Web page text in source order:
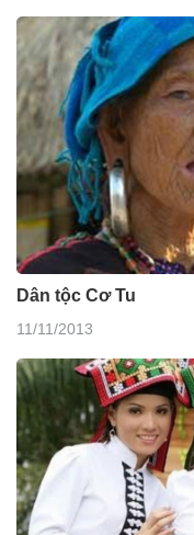
Dân tộc Cơ Tu
11/11/2013